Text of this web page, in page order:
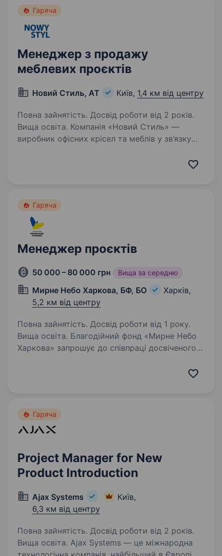
Гаряча
Менеджер з продажу
меблевих проєктів
Новий Стиль, АТ Київ, 1,4 км від центру
Повна зайнятість. Досвід роботи від 2 років.
Вища освіта. Компанія «Новий Стиль» —
виробник офісних крісел та меблів у зв’язку
Гаряча
Менеджер проєктів
50 000 – 80 000 грн Вища за середню
Мирне Небо Харкова, БФ, БО
Харків,
5,2 км від центру
Повна зайнятість. Досвід роботи від 1 року.
Вища освіта. Благодійний фонд «Мирне Небо
Харкова» запрошує до співпраці досвіченого
гуманітарні проекти в регіонах, які потребують
Гаряча
Project Manager for New
Product Introduction
Ajax Systems
Київ,
6,3 км від центру
Повна зайнятість. Досвід роботи від 2 років.
Вища освіта. Ajax Systems — це міжнародна